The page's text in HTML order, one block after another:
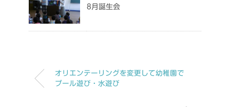
8月誕生会
オリエンテーリングを変更して幼稚園で
プール遊び・水遊び